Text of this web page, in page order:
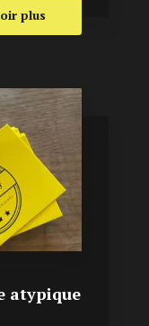
plus
atypique